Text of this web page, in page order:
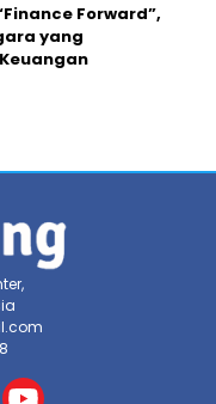
Forward”,
yang